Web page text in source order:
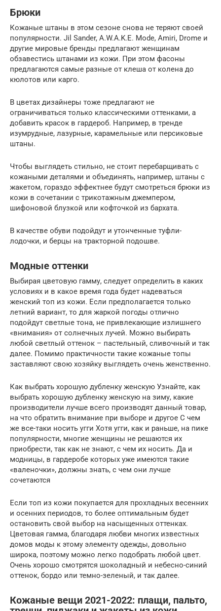
Брюки
Кожаные штаны в этом сезоне снова не теряют своей
популярности. Jil Sander, A.W.A.K.E. Mode, Amiri, Drome и
другие мировые бренды предлагают женщинам
обзавестись штанами из кожи. При этом фасоны
предлагаются самые разные от клеша от колена до
кюлотов или карго.
В цветах дизайнеры тоже предлагают не
ограничиваться только классическими оттенками, а
добавить красок в гардероб. Например, в тренде
изумрудные, лазурные, карамельные или персиковые
штаны.
Чтобы выглядеть стильно, не стоит перебарщивать с
кожаными деталями и объединять, например, штаны с
жакетом, гораздо эффектнее будут смотреться брюки из
кожи в сочетании с трикотажным джемпером,
шифоновой блузкой или кофточкой из бархата.
В качестве обуви подойдут и утонченные туфли-
лодочки, и берцы на тракторной подошве.
Модные оттенки
Выбирая цветовую гамму, следует определить в каких
условиях и в какое время года будет надеваться
женский топ из кожи. Если предполагается только
летний вариант, то для жаркой погоды отлично
подойдут светлые тона, не привлекающие излишнего
«внимания» от солнечных лучей. Можно выбирать
любой светлый оттенок – пастельный, сливочный и так
далее. Помимо практичности такие кожаные топы
заставляют свою хозяйку выглядеть очень женственно.
Как выбрать хорошую дубленку женскую Узнайте, как
выбрать хорошую дубленку женскую на зиму, какие
производители лучше всего производят данный товар,
на что обратить внимание при выборе и другое С чем
же все-таки носить угги Хотя угги, как и раньше, на пике
популярности, многие женщины не решаются их
приобрести, так как не знают, с чем их носить. Да и
модницы, в гардеробе которых уже имеются такие
«валеночки», должны знать, с чем они лучше
сочетаются
Если топ из кожи покупается для прохладных весенних
и осенних периодов, то более оптимальным будет
остановить свой выбор на насыщенных оттенках.
Цветовая гамма, благодаря любви многих известных
домов моды к этому элементу одежды, довольно
широка, поэтому можно легко подобрать любой цвет.
Очень хорошо смотрятся шоколадный и небесно-синий
оттенок, бордо или темно-зеленый, и так далее.
Кожаные вещи 2021-2022: плащи, пальто,